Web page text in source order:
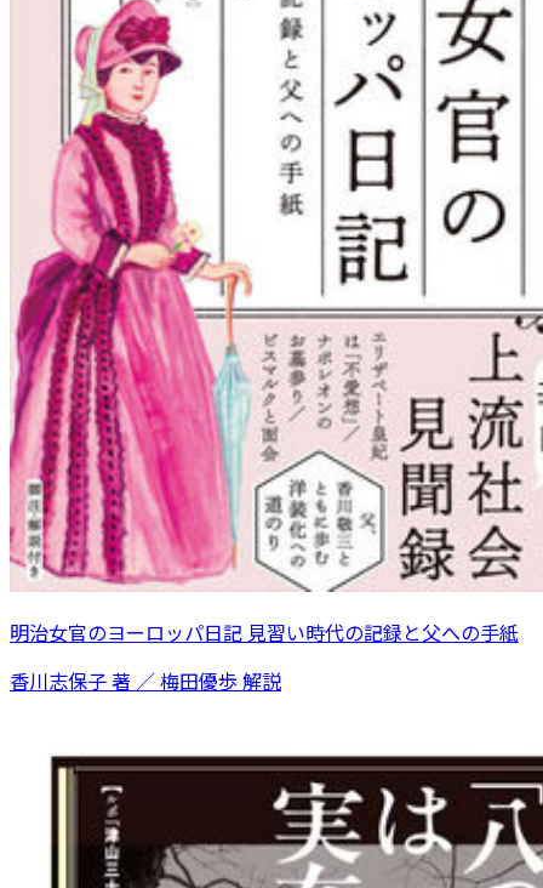
明治女官のヨーロッパ日記 見習い時代の記録と父への手紙
香川志保子 著 ／ 梅田優歩 解説